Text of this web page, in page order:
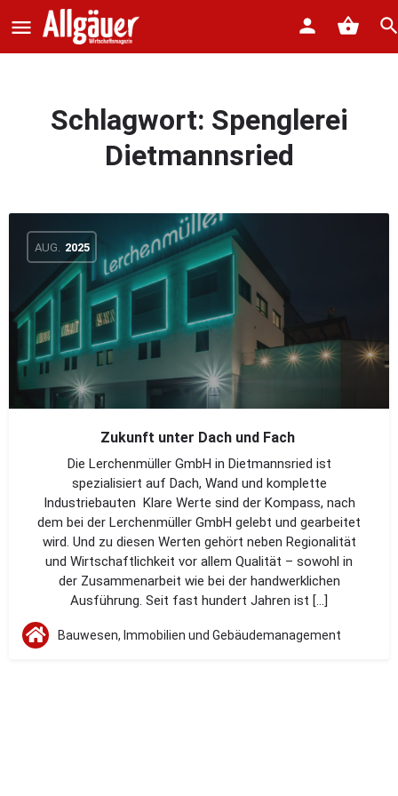
Schlagwort: Spenglerei
Dietmannsried
AUG. 2025
Zukunft unter Dach und Fach
Die Lerchenmüller GmbH in Dietmannsried ist
spezialisiert auf Dach, Wand und komplette
Industriebauten Klare Werte sind der Kompass, nach
dem bei der Lerchenmüller GmbH gelebt und gearbeitet
wird. Und zu diesen Werten gehört neben Regionalität
und Wirtschaftlichkeit vor allem Qualität – sowohl in
der Zusammenarbeit wie bei der handwerklichen
Ausführung. Seit fast hundert Jahren ist […]
Bauwesen, Immobilien und Gebäudemanagement